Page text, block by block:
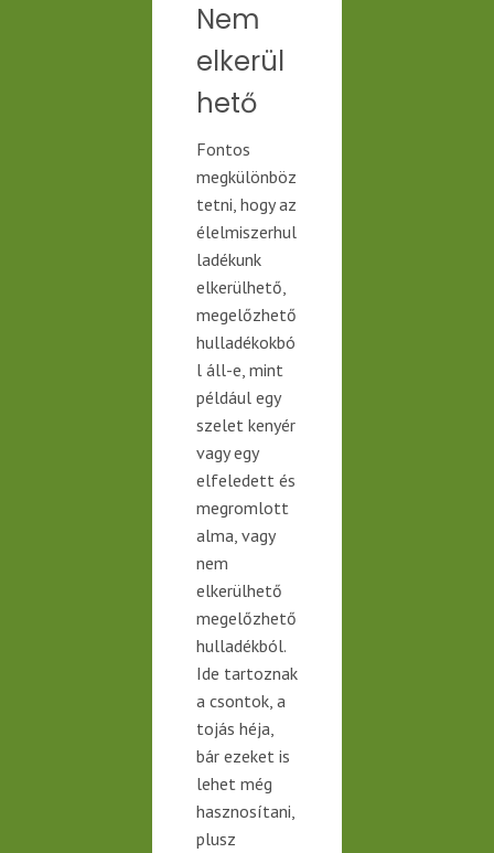
Nem
elkerül
hető
Fontos
megkülönböz
tetni, hogy az
élelmiszerhul
ladékunk
elkerülhető,
megelőzhető
hulladékokbó
l áll-e, mint
például egy
szelet kenyér
vagy egy
elfeledett és
megromlott
alma, vagy
nem
elkerülhető
megelőzhető
hulladékból.
Ide tartoznak
a csontok, a
tojás héja,
bár ezeket is
lehet még
hasznosítani,
plusz